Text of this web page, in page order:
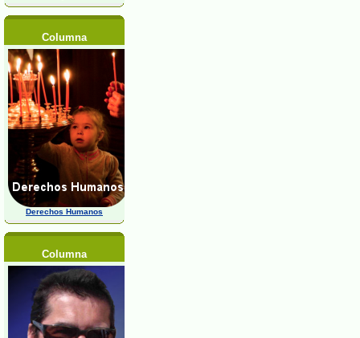
Columna
Derechos Humanos
Columna